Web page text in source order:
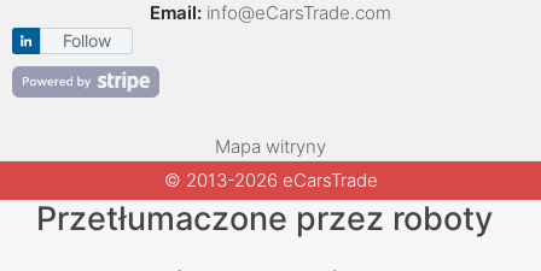
Email: info@eCarsTrade.com
Follow
Mapa witryny
© 2013-2026 eCarsTrade
Przetłumaczone przez roboty